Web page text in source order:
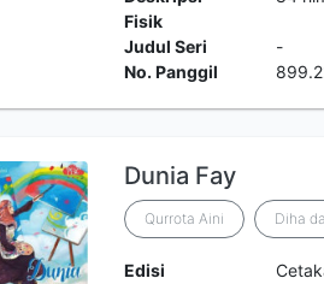
Fisik
Judul Seri
-
No. Panggil
Dunia Fay
Qurrota Aini Diha
Edisi